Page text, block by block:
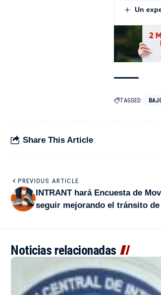
Un
TAGGED:
Share This Article
PREVIOUS ARTICLE
INTRANT hará Encuesta de
seguir mejorando el tránsito
Noticias relacionadas